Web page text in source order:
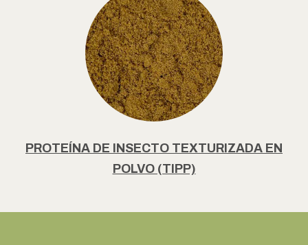
PROTEÍNA DE INSECTO TEXTURIZADA EN
POLVO (TIPP)